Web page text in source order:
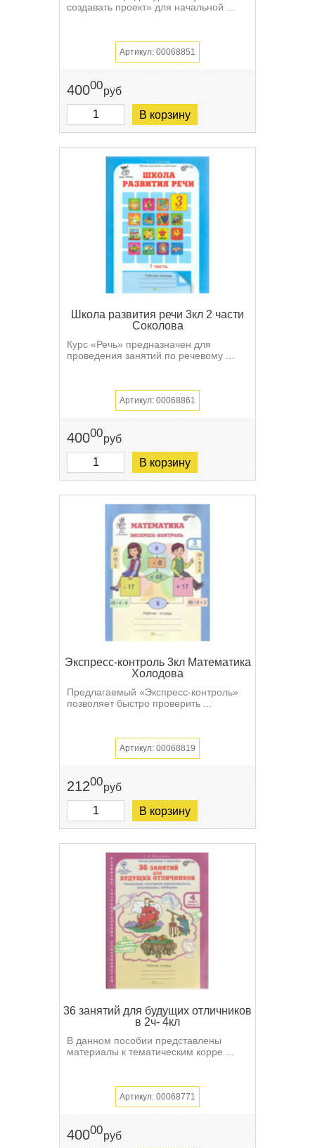
создавать проект» для начальной ...
Артикул: 00068851
40000руб
В корзину
Школа развития речи 3кл 2 части
Соколова
Курс «Речь» предназначен для
проведения занятий по речевому ...
Артикул: 00068861
40000руб
В корзину
Экспресс-контроль 3кл Математика
Холодова
Предлагаемый «Экспресс-контроль»
позволяет быстро проверить ...
Артикул: 00068819
21200руб
В корзину
36 занятий для будущих отличников
в 2ч- 4кл
В данном пособии представлены
материалы к тематическим корре ...
Артикул: 00068771
40000руб